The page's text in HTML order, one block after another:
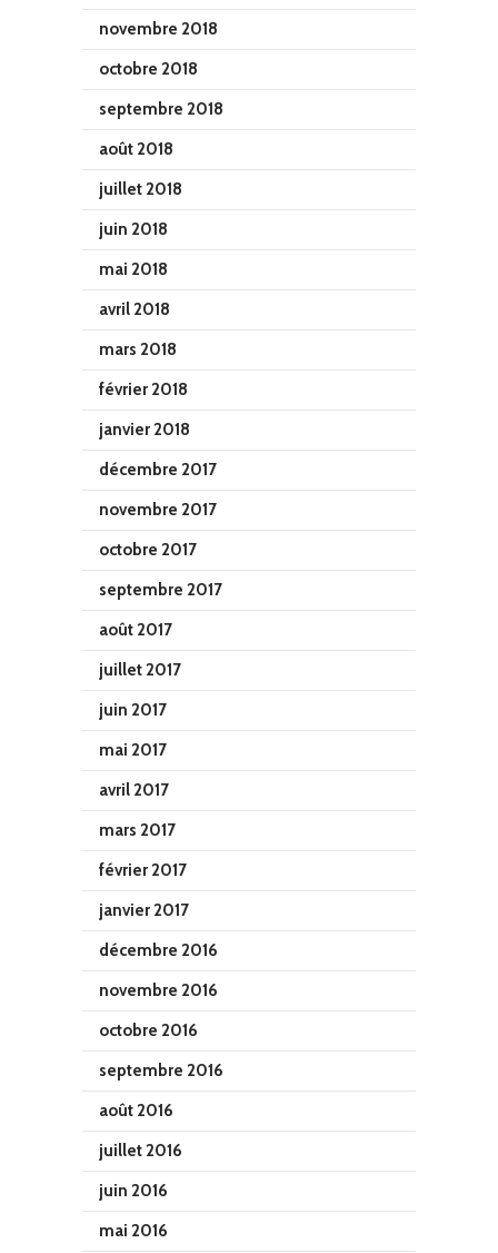
novembre 2018
octobre 2018
septembre 2018
août 2018
juillet 2018
juin 2018
mai 2018
avril 2018
mars 2018
février 2018
janvier 2018
décembre 2017
novembre 2017
octobre 2017
septembre 2017
août 2017
juillet 2017
juin 2017
mai 2017
avril 2017
mars 2017
février 2017
janvier 2017
décembre 2016
novembre 2016
octobre 2016
septembre 2016
août 2016
juillet 2016
juin 2016
mai 2016